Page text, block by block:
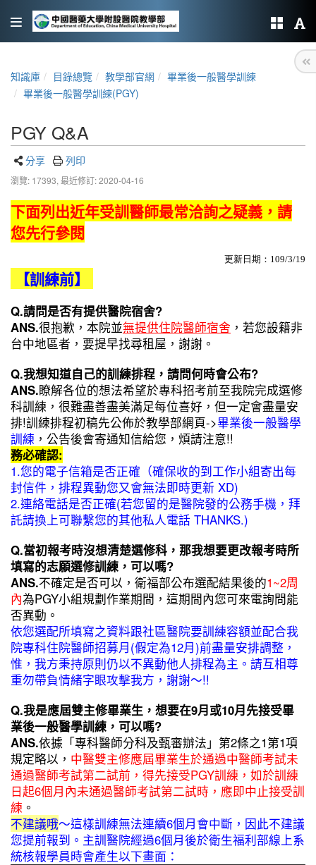
知識庫 目錄總覽 教學部官網
畢業後一般醫學訓練
畢業後一般醫學訓練(PGY)
PGY Q&A
分享 列印
瀏覽: 17393, 最近修訂: 2020-04-16
下面列出近年受訓醫師最常洽詢之疑義，請
您先行參閱
更新日期：109/3/19
【訓練前】
Q.請問是否有提供醫院宿舍?
ANS.很抱歉，本院並無提供住院醫師宿舍 ，若您設籍非
台中地區者，要提早找尋租屋，謝謝。
Q.我想知道自己的訓練排程，請問何時會公布?
ANS.瞭解各位的想法希望於專科招考前至我院完成選修
科訓練，很難盡善盡美滿足每位喜好，但一定會盡量安
排!訓練排程初稿先公佈於教學部網頁->畢業後一般醫學
訓練 ，公告後會寄通知信給您，煩請注意!!
務必確認:
1.您的電子信箱是否正確（確保收的到工作小組寄出每
封信件，排程異動您又會無法即時更新 XD)
2.連絡電話是否正確(若您留的是醫院發的公務手機，拜
託請換上可聯繫您的其他私人電話 THANKS.)
Q.當初報考時沒想清楚選修科，那我想要更改報考時所
填寫的志願選修訓練，可以嗎?
ANS.不確定是否可以，衛福部公布選配結果後的1~2周
內為PGY小組規劃作業期間，這期間內您可來電詢問能
否異動。
依您選配所填寫之資料跟社區醫院要訓練容額並配合我
院專科住院醫師招募月(假定為12月)前盡量安排調整，
惟，我方秉持原則仍以不異動他人排程為主。請互相尊
重勿帶負情緒字眼攻擊我方，謝謝～!!
Q.我是應屆雙主修畢業生，想要在9月或10月先接受畢
業後一般醫學訓練，可以嗎?
ANS.依據「專科醫師分科及甄審辦法」第2條之1第1項
規定略以， 中醫雙主修應屆畢業生於通過中醫師考試未
通過醫師考試第二試前，得先接受PGY訓練，如於訓練
日起6個月內未通過醫師考試第二試時，應即中止接受訓
練 。
不建議哦〜這樣訓練無法連續6個月會中斷，因此不建議
您提前報到。主訓醫院經過6個月後於衛生福利部線上系
統核報學員時會產生以下畫面：